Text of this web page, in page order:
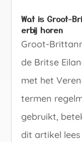
Wat is Groot-
erbij horen
Groot-
de Britse
met het
termen
gebruikt,
dit artikel